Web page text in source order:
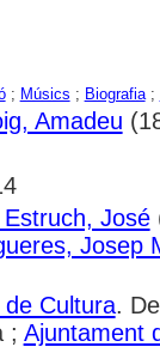
; Músics ; Biografia;
Amadeu
José
Josep
Cultura.
; Ajuntament